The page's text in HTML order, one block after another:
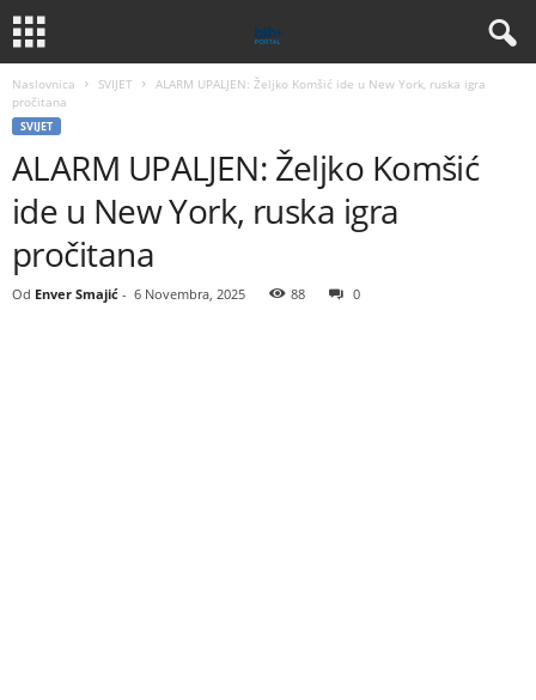
Naslovnica SVIJET
ALARM UPALJEN: Željko Komšić ide u New York, ruska igra
pročitana
SVIJET
ALARM UPALJEN: Željko Komšić
ide u New York, ruska igra
pročitana
Od Enver Smajić - 6 Novembra, 2025 88 0